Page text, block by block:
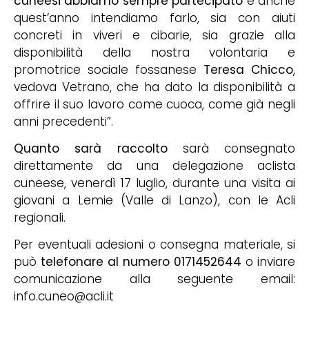
quest’anno intendiamo farlo, sia con aiuti
concreti in viveri e cibarie, sia grazie alla
disponibilità della nostra volontaria e
promotrice sociale fossanese Teresa Chicco,
vedova Vetrano, che ha dato la disponibilità a
offrire il suo lavoro come cuoca, come già negli
anni precedenti”.
Quanto sarà raccolto sarà consegnato
direttamente da una delegazione aclista
cuneese, venerdì 17 luglio, durante una visita ai
giovani a Lemie (Valle di Lanzo), con le Acli
regionali.
Per eventuali adesioni o consegna materiale, si
può telefonare al numero 0171452644 o inviare
comunicazione alla seguente email:
info.cuneo@acli.it